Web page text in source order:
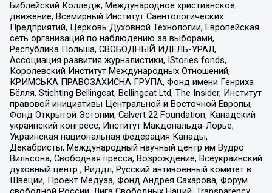
Библейский Колледж, Международное христианское
движение, Всемирный Институт Саентологических
Предприятий, Церковь Духовной Технологии, Европейская
сеть организаций по наблюдению за выборами,
Республика Польша, СВОБОДНЫЙ ИДЕЛЬ-УРАЛ,
Ассоциация развития журналистики, IStories fonds,
Королевский Институт Международных Отношений,
КРИМСЬКА ПРАВОЗАХИСНА ГРУПА, Фонд имени Генриха
Бёлля, Stichting Bellingcat, Bellingcat Ltd, The Insider, Институт
правовой инициативы Центральной и Восточной Европы,
Фонд Открытой Эстонии, Calvert 22 Foundation, Канадский
украинский конгресс, Институт Макдональда-Лорье,
Украинская национальная федерация Канады,
Декабристы, Международный научный центр им Вудро
Вильсона, Свободная пресса, Возрождение, Всеукраинский
духовный центр , Риддл, Русский антивоенный комитет в
Швеции, Проект Медуза, Фонд Андрея Сахарова, Форум